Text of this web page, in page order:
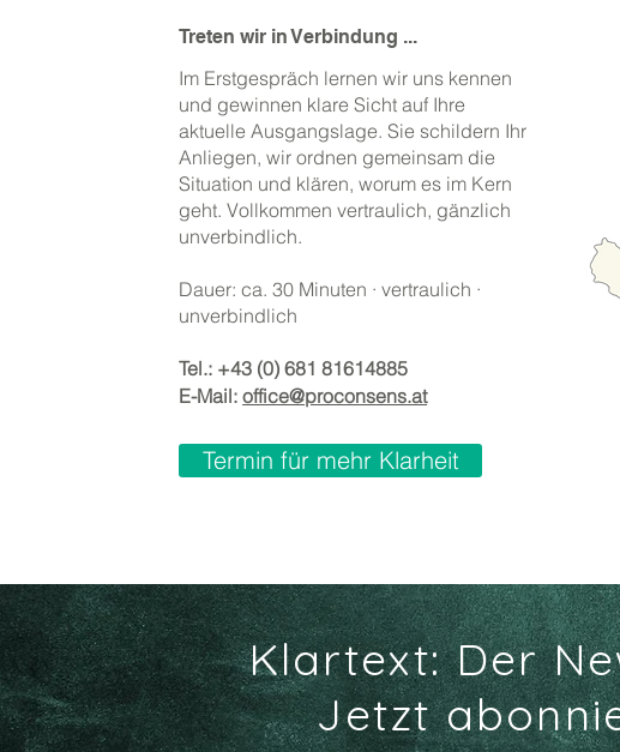
Treten wir in Verbindung ...
Im Erstgespräch lernen wir uns kennen
und gewinnen klare Sicht auf Ihre
aktuelle Ausgangslage. Sie schildern Ihr
Anliegen, wir ordnen gemeinsam die
Situation und klären, worum es im Kern
geht. Vollkommen vertraulich, gänzlich
unverbindlich.
Dauer: ca. 30 Minuten · vertraulich ·
unverbindlich
Tel.: +43 (0) 681 81614885
E-Mail:office@proconsens.at
Termin für mehr Klarheit
Klartext: Der
Jetzt